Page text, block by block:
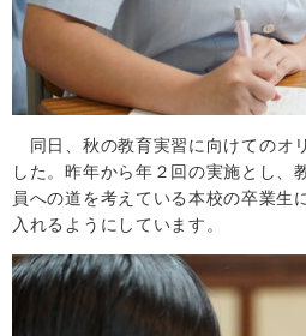
同日、秋の教育実習に向けてのオ
した。昨年から年２回の実施とし、
員への道を考えている本校の卒業生
入れるようにしています。